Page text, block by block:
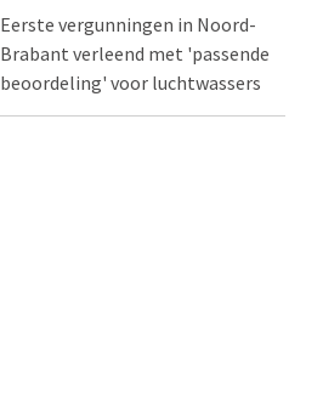
Eerste vergunningen in Noord-
Brabant verleend met 'passende
beoordeling' voor luchtwassers